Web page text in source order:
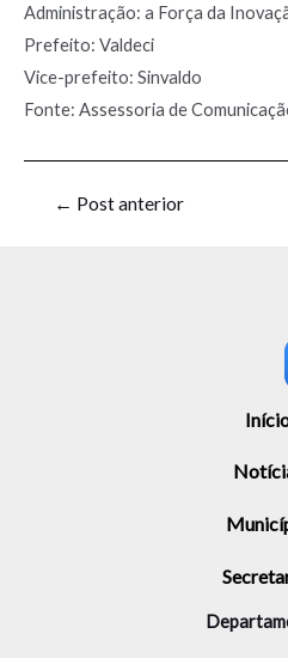
Administração: a Força da
Prefeito: Valdeci
Vice-prefeito: Sinvaldo
Fonte: Assessoria de
← Post anterior